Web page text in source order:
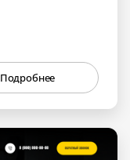
Подробнее